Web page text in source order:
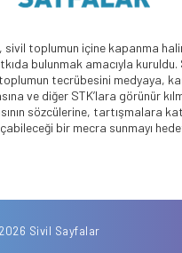
toplumun içine kapanma
bulunmak amacıyla
tecrübesini medyaya,
ve diğer STK’lara görünür
sözcülerine, tartışmalara
bir mecra sunmayı
Sivil Sayfalar